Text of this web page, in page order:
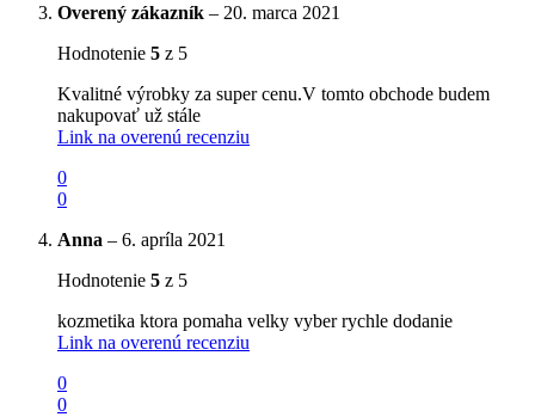
Overený zákazník – 20. marca 2021
Hodnotenie 5 z 5
Kvalitné výrobky za super cenu.V tomto obchode budem
nakupovať už stále
Link na overenú recenziu
0
0
Anna – 6. apríla 2021
Hodnotenie 5 z 5
kozmetika ktora pomaha velky vyber rychle dodanie
Link na overenú recenziu
0
0